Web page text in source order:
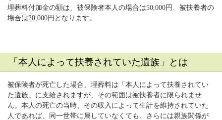
埋葬料付加金の額は、被保険者本人の場合は50,000円、被扶養者の
場合は20,000円となります。
「本人によって扶養されていた遺族」とは
被保険者が死亡した場合、埋葬料は「本人によって扶養されてい
た遺族」に支給されますが、その範囲は被扶養者に限られませ
ん。本人の死亡の当時、その収入によって生計を維持されていた
人であれば、同一世帯に属していなくても、さらには親族関係が